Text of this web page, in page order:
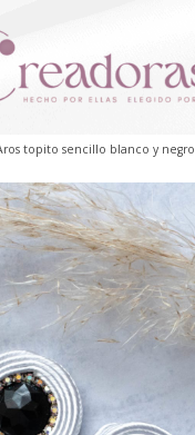
topito sencillo blanco y negro